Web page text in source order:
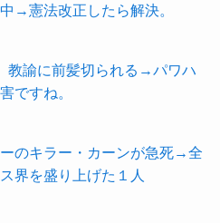
→憲法改正したら解決。
教諭に前髪切られる→パワハ
ですね。
のキラー・カーンが急死→全
界を盛り上げた１人